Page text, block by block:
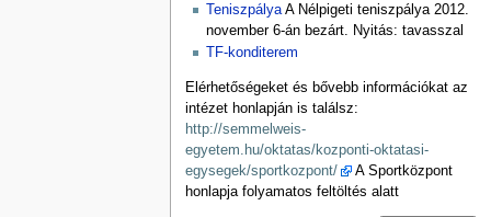
TeniszpályaA Nélpigeti teniszpálya 2012.
november 6-án bezárt. Nyitás: tavasszal
TF-konditerem
Elérhetőségeket és bővebb információkat az
intézet honlapján is találsz:
http://semmelweis-
egyetem.hu/oktatas/kozponti-oktatasi-
egysegek/sportkozpont/
A Sportközpont
honlapja folyamatos feltöltés alatt